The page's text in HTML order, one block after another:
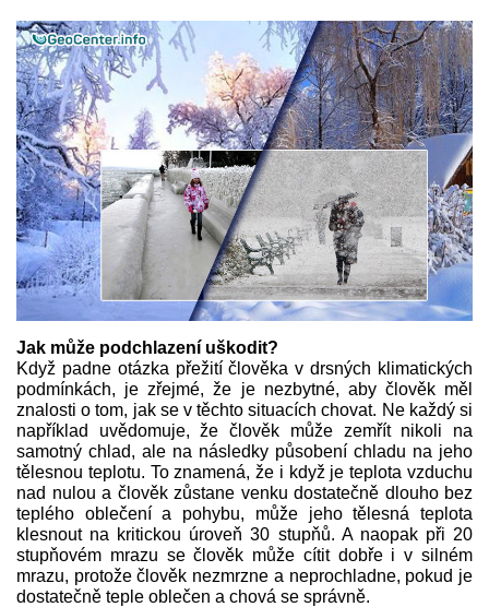
Jak může podchlazení uškodit?
Když padne otázka přežití člověka v drsných klimatických
podmínkách, je zřejmé, že je nezbytné, aby člověk měl
znalosti o tom, jak se v těchto situacích chovat. Ne každý si
například uvědomuje, že člověk může zemřít nikoli na
samotný chlad, ale na následky působení chladu na jeho
tělesnou teplotu. To znamená, že i když je teplota vzduchu
nad nulou a člověk zůstane venku dostatečně dlouho bez
teplého oblečení a pohybu, může jeho tělesná teplota
klesnout na kritickou úroveň 30 stupňů. A naopak při 20
stupňovém mrazu se člověk může cítit dobře i v silném
mrazu, protože člověk nezmrzne a neprochladne, pokud je
dostatečně teple oblečen a chová se správně.